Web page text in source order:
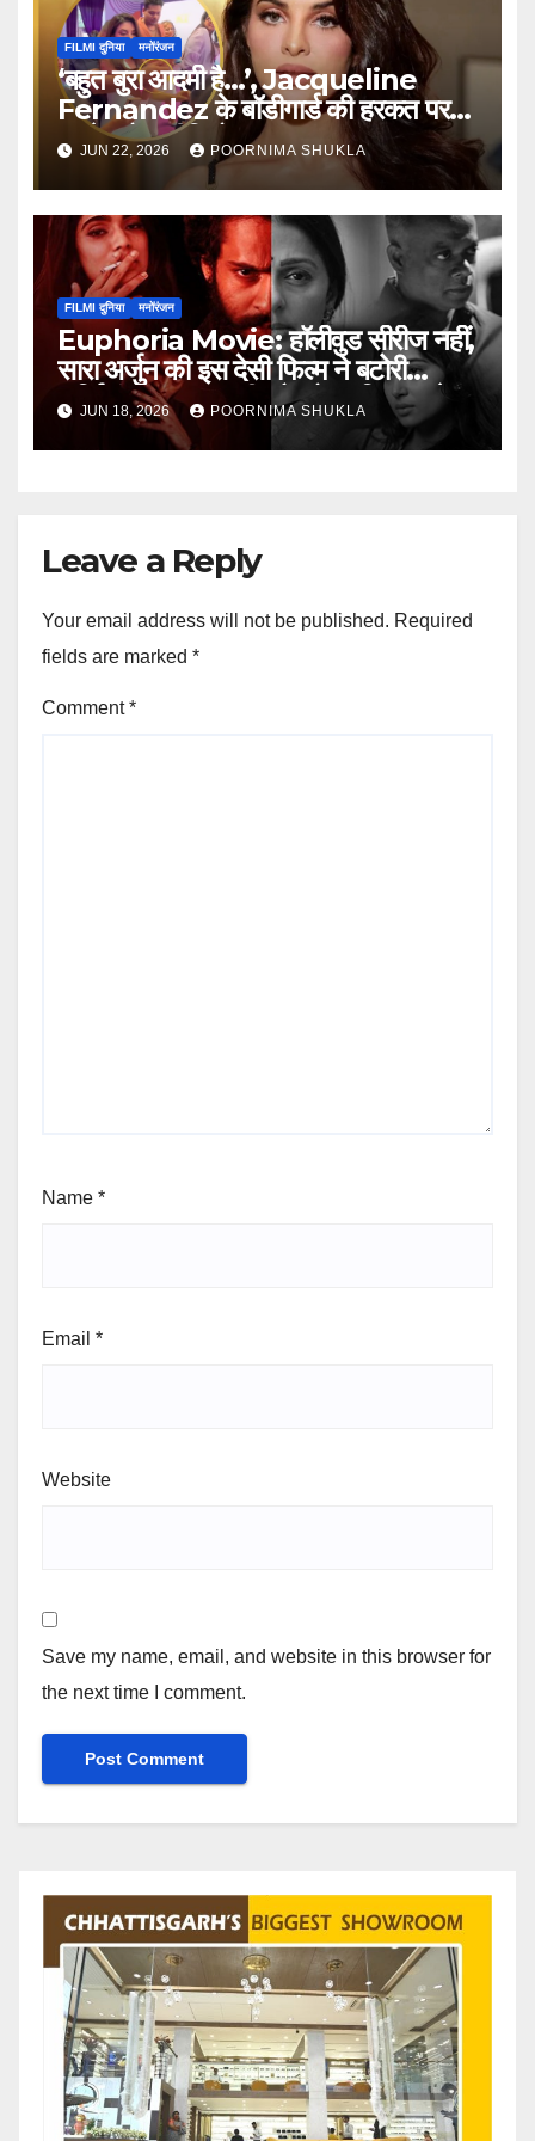
FILMI दुनिया मनोंरंजन
‘बहुत बुरा आदमी है…’, Jacqueline
Fernandez के बॉडीगार्ड की हरकत पर
भड़के लोग, वीडियो वायरल
JUN 22, 2026 POORNIMA SHUKLA
FILMI दुनिया मनोंरंजन
Euphoria Movie: हॉलीवुड सीरीज नहीं,
सारा अर्जुन की इस देसी फिल्म ने बटोरी
सुर्खियां; दमदार कहानी और बोल्ड किरदार ने
जीता दिल…
JUN 18, 2026 POORNIMA SHUKLA
Leave a Reply
Your email address will not be published. Required
fields are marked *
Comment*
Name *
Email *
Website
Save my name, email, and website in this browser for
the next time I comment.